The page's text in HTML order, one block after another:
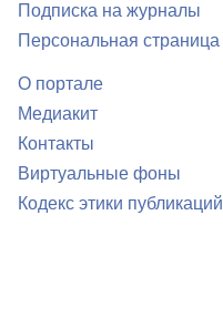
Подписка на журналы
Персональная страница
О портале
Медиакит
Контакты
Виртуальные фоны
Кодекс этики публикаций